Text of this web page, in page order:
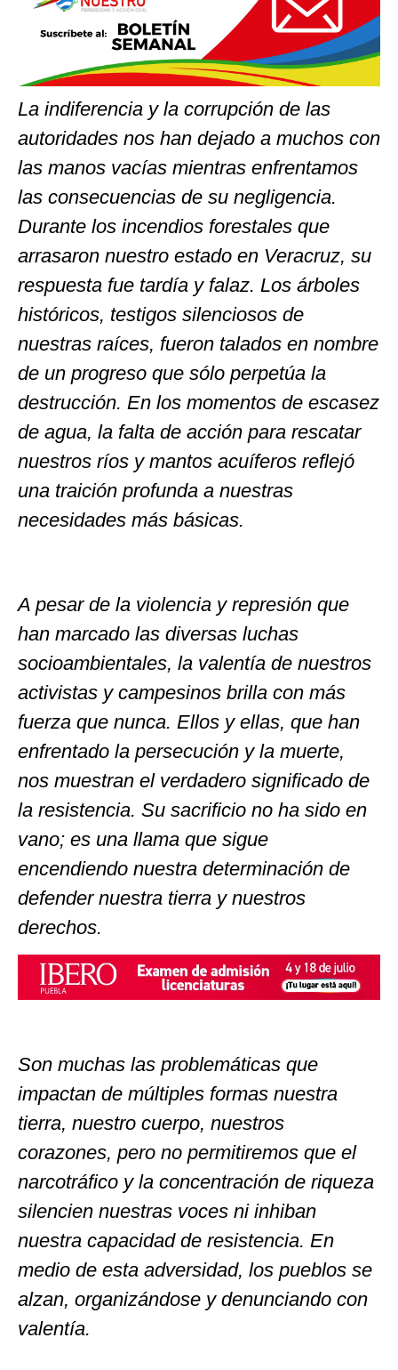
La indiferencia y la corrupción de las
autoridades nos han dejado a muchos con
las manos vacías mientras enfrentamos
las consecuencias de su negligencia.
Durante los incendios forestales que
arrasaron nuestro estado en Veracruz, su
respuesta fue tardía y falaz. Los árboles
históricos, testigos silenciosos de
nuestras raíces, fueron talados en nombre
de un progreso que sólo perpetúa la
destrucción. En los momentos de escasez
de agua, la falta de acción para rescatar
nuestros ríos y mantos acuíferos reflejó
una traición profunda a nuestras
necesidades más básicas.
A pesar de la violencia y represión que
han marcado las diversas luchas
socioambientales, la valentía de nuestros
activistas y campesinos brilla con más
fuerza que nunca. Ellos y ellas, que han
enfrentado la persecución y la muerte,
nos muestran el verdadero significado de
la resistencia. Su sacrificio no ha sido en
vano; es una llama que sigue
encendiendo nuestra determinación de
defender nuestra tierra y nuestros
derechos.
Son muchas las problemáticas que
impactan de múltiples formas nuestra
tierra, nuestro cuerpo, nuestros
corazones, pero no permitiremos que el
narcotráfico y la concentración de riqueza
silencien nuestras voces ni inhiban
nuestra capacidad de resistencia. En
medio de esta adversidad, los pueblos se
alzan, organizándose y denunciando con
valentía.